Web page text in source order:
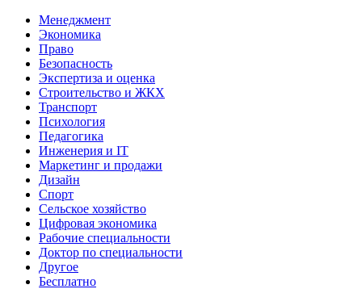
Менеджмент
Экономика
Право
Безопасность
Экспертиза и оценка
Строительство и ЖКХ
Транспорт
Психология
Педагогика
Инженерия и IT
Маркетинг и продажи
Дизайн
Спорт
Сельское хозяйство
Цифровая экономика
Рабочие специальности
Доктор по специальности
Другое
Бесплатно